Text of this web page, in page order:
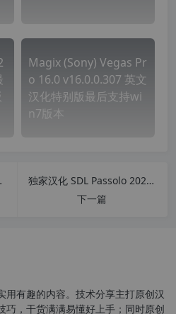
Magix (Sony) Vegas Pr
o 16.0 v16.0.0.307 英文
汉化特别版最后支持wi
n7版本
割和合并工具
独家汉化 SDL Passolo 2022 v22.0.254.0 中文汉化版 专业软件汉化工具 软件本地化工具 软件自动翻译工具
下一篇
地从照片中删除元素
用有趣的内容。技术分享主打原创汉
巧，干货满满易懂好上手；同时原创